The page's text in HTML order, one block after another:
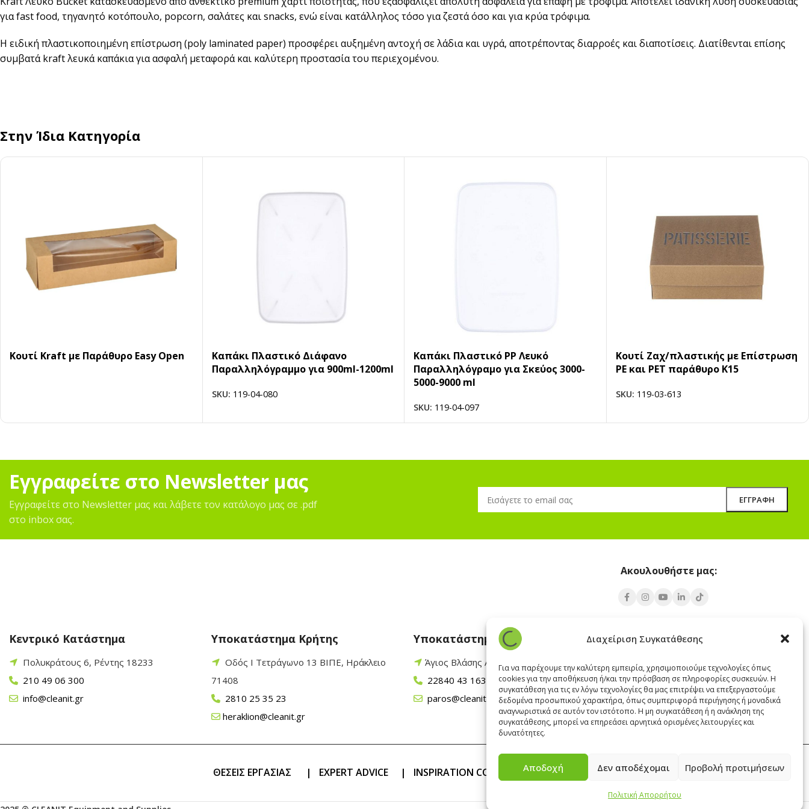
Διαχείριση Συγκατάθεσης
Για να παρέχουμε την καλύτερη εμπειρία, χρησιμοποιούμε τεχνολογίες όπως
cookies για την αποθήκευση ή/και την πρόσβαση σε πληροφορίες συσκευών. Η
συγκατάθεση για τις εν λόγω τεχνολογίες θα μας επιτρέψει να επεξεργαστούμε
δεδομένα προσωπικού χαρακτήρα, όπως συμπεριφορά περιήγησης ή μοναδικά
αναγνωριστικά σε αυτόν τον ιστότοπο. Η μη συγκατάθεση ή η ανάκληση της
συγκατάθεσης, μπορεί να επηρεάσει αρνητικά ορισμένες λειτουργίες και
δυνατότητες.
Αποδοχή Δεν αποδέχομαι Προβολή προτιμήσεων
Πολιτική Απορρήτου
Κουβέρ
ΑΝΑΛΩΣΙΜΑ ΕΣΤΙΑΣΗΣ
BRANDED ΛΥΣΕΙΣ
Χαρτιά Περιτυλίγματος
Food Packaging έμπνευση για το επόμενο σου project.
για fast food, τηγανητό κοτόπουλο, popcorn, σαλάτες και snacks, ενώ είναι κατάλληλος τόσο για ζεστά όσο και για κρύα τρόφιμα.
Η ειδική πλαστικοποιημένη επίστρωση (poly laminated paper) προσφέρει αυξημένη αντοχή σε λάδια και υγρά, αποτρέποντας διαρροές και διαποτίσεις. Διατίθενται επίσης
συμβατά kraft λευκά καπάκια για ασφαλή μεταφορά και καλύτερη προστασία του περιεχομένου.
Στην Ίδια Κατηγορία
Κουτί Kraft με Παράθυρο Easy Open
Καπάκι Πλαστικό Διάφανο
Παραλληλόγραμμο για 900ml-1200ml
SKU: 119-04-080
Καπάκι Πλαστικό PP Λευκό
Παραλληλόγραμο για Σκεύος 3000-
5000-9000 ml
SKU: 119-04-097
Κουτί Ζαχ/πλαστικής με Επίστρωση
PE και PET παράθυρο Κ15
SKU: 119-03-613
Εγγραφείτε στο Newsletter μας
Εγγραφείτε στο Newsletter μας και λάβετε τον κατάλογο μας σε .pdf
στο inbox σας.
Ακουλουθήστε μας:
Κεντρικό Κατάστημα
Πολυκράτους 6, Ρέντης 18233
210 49 06 300
info@cleanit.gr
Υποκατάστημα Κρήτης
Οδός Ι Τετράγωνο 13 ΒΙΠΕ, Ηράκλειο
71408
2810 25 35 23
heraklion@cleanit.gr
Υποκατάστημα Πάρου
Άγιος Βλάσης Αρχίλοχος, Πάρος 84400
22840 43 163
paros@cleanit.gr
Υποκατάστημα Σαντορίνης
Έξω Γωνία, Σαντορίνη
847 00
22860 22322
santorini@cleanit.gr
ΘΕΣΕΙΣ ΕΡΓΑΣΙΑΣ | EXPERT ADVICE| INSPIRATION CORNER |ΕΠΙΚΟΙΝΩΝΙΑ